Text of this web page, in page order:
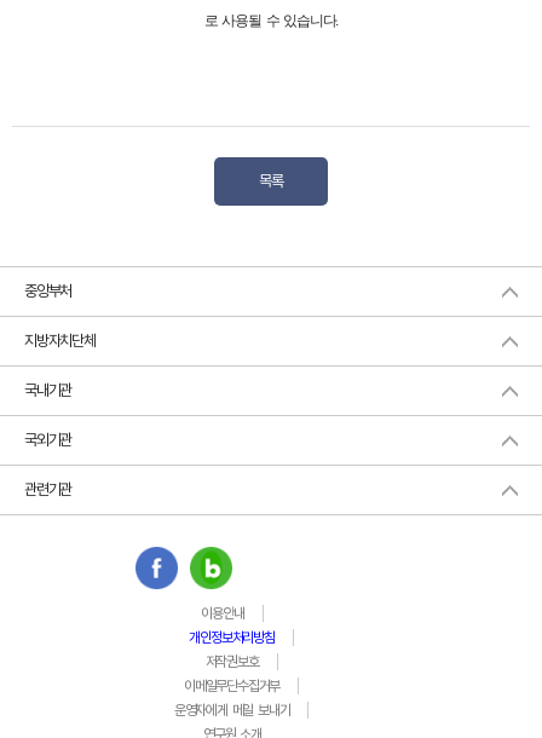
로 사용될 수 있습니다.
목록
중앙부처
지방자치단체
국내기관
국외기관
관련기관
이용안내
개인정보처리방침
저작권보호
이메일무단수집거부
운영자에게 메일 보내기
연구원 소개